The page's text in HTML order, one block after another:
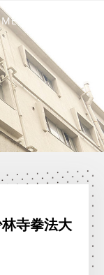
寺拳法大